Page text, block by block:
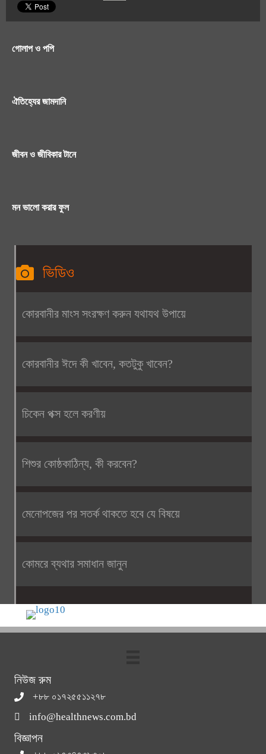
গোলাপ ও পপি
ঐতিহ্যের জামদানি
জীবন ও জীবিকার টানে
মন ভালো করার ফুল
ভিডিও
কোরবানীর মাংস সংরক্ষণ করুন যথাযথ উপায়ে
কোরবানীর ঈদে কী খাবেন, কতটুকু খাবেন?
চিকেন পক্স হলে করণীয়
শিশুর কোষ্ঠকাঠিন্য, কী করবেন?
মেনোপজের পর সতর্ক থাকতে হবে যে বিষয়ে
কোমরে ব্যথার সমাধান জানুন
নিউজ রুম
+৮৮ ০১৭২৫৫১১২৭৮
info@healthnews.com.bd
বিজ্ঞাপন